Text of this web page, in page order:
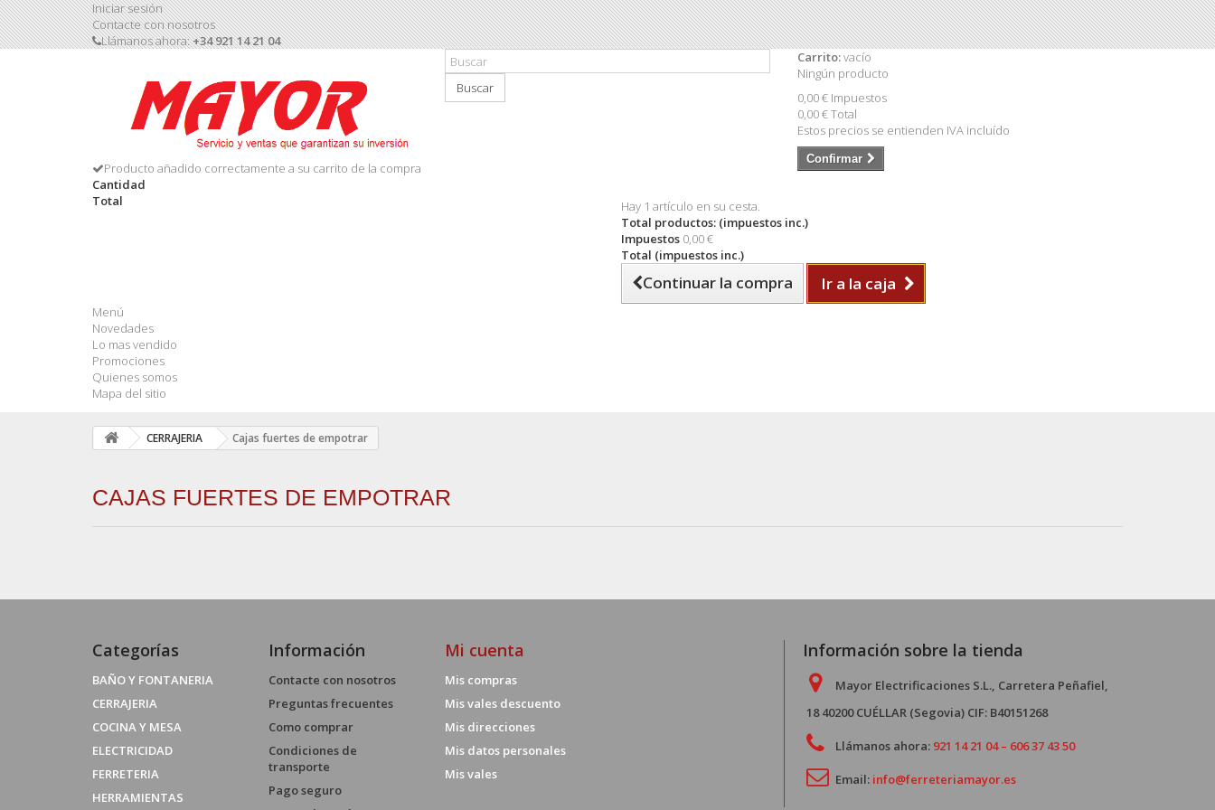
Iniciar sesión
Contacte con nosotros
Llámanos ahora:+34 921 14 21 04
Buscar
Carrito:vacío
Ningún producto
0,00 € Impuestos
0,00 €Total
Estos precios se entienden IVA incluído
Confirmar
Producto añadido correctamente a su carrito de la compra
Cantidad
Total
Hay 1 artículo en su cesta.
Total productos: (impuestos inc.)
Impuestos 0,00 €
Total (impuestos inc.)
Continuar la compra Ir a la caja
Menú
Novedades
Lo mas vendido
Promociones
Quienes somos
Mapa del sitio
CERRAJERIA Cajas fuertes de empotrar
CAJAS FUERTES DE EMPOTRAR
Categorías
BAÑO Y FONTANERIA
CERRAJERIA
COCINA Y MESA
ELECTRICIDAD
FERRETERIA
HERRAMIENTAS
Información
Contacte con nosotros
Preguntas frecuentes
Como comprar
Condiciones de
transporte
Pago seguro
Mi cuenta
Mis compras
Mis vales descuento
Mis direcciones
Mis datos personales
Mis vales
Información sobre la tienda
Mayor Electrificaciones S.L., Carretera Peñafiel,
18 40200 CUÉLLAR (Segovia) CIF: B40151268
Llámanos ahora: 921 14 21 04 – 606 37 43 50
Email: info@ferreteriamayor.es